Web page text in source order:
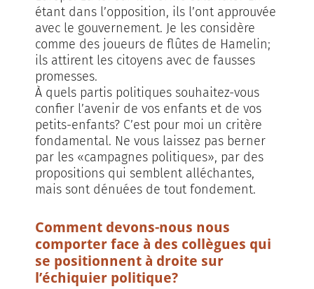
étant dans l’opposition, ils l’ont approuvée
avec le gouvernement. Je les considère
comme des joueurs de flûtes de Hamelin;
ils attirent les citoyens avec de fausses
promesses.
À quels partis politiques souhaitez-vous
confier l’avenir de vos enfants et de vos
petits-enfants? C’est pour moi un critère
fondamental. Ne vous laissez pas berner
par les «campagnes politiques», par des
propositions qui semblent alléchantes,
mais sont dénuées de tout fondement.
Comment devons-nous nous
comporter face à des collègues qui
se positionnent à droite sur
l’échiquier politique?